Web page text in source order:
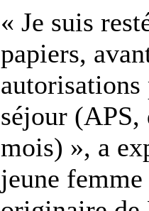
« Je suis
papiers,
séjour
mois) », a
jeune femme